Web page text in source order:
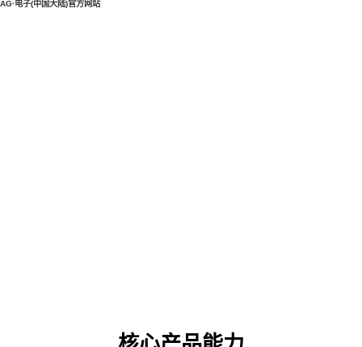
AG·电子(中国大陆)官方网站